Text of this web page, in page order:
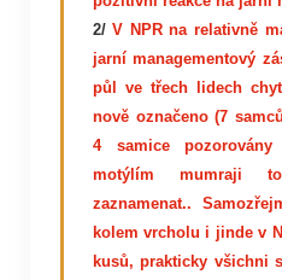
2/V NPR na relativně
jarní managementový
půl ve třech lidech
nově označeno (7
4 samice
motýlím mumraji
zaznamenat..
kolem vrcholu i jinde v
kusů, prakticky všichni